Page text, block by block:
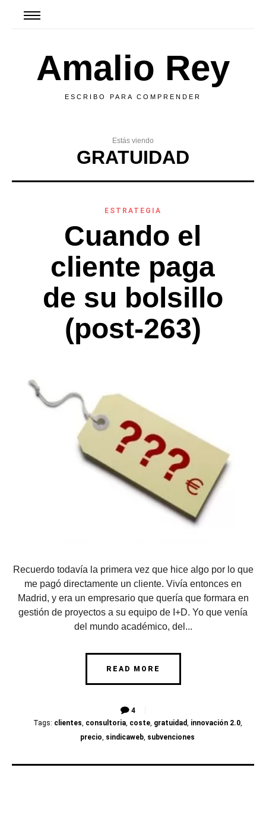
Amalio Rey
ESCRIBO PARA COMPRENDER
Estás viendo
GRATUIDAD
ESTRATEGIA
Cuando el
cliente paga
de su bolsillo
(post-263)
Recuerdo todavía la primera vez que hice algo por lo que
me pagó directamente un cliente. Vivía entonces en
Madrid, y era un empresario que quería que formara en
gestión de proyectos a su equipo de I+D. Yo que venía
del mundo académico, del...
READ MORE
4
Tags: clientes, consultoria, coste, gratuidad, innovación 2.0,
precio, sindicaweb, subvenciones